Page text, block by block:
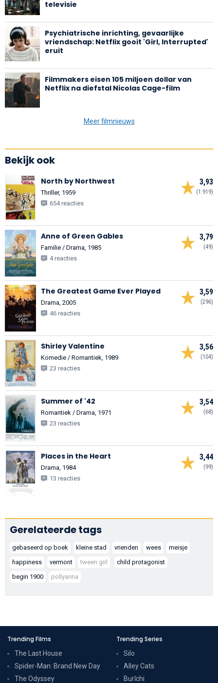
televisie
Psychiatrische inrichting, gevaarlijke
vriendschap: Netflix gooit 'Girl, Interrupted'
eruit
Filmmakers eisen 105 miljoen dollar van
Netflix na diefstal Nicolas Cage-film
Meer filmnieuws
Bekijk ook
3,93
(1.919)
North by Northwest
Thriller, 1959
654 reacties
3,79
(49)
Anne of Green Gables
Familie / Drama, 1985
4 reacties
3,59
(296)
The Greatest Game Ever Played
Drama, 2005
46 reacties
3,56
(104)
Shirley Valentine
Komedie / Romantiek, 1989
23 reacties
3,54
(68)
Summer of '42
Romantiek / Drama, 1971
23 reacties
3,44
(99)
Places in the Heart
Drama, 1984
13 reacties
Gerelateerde tags
gebaseerd op boek kleine stad vrienden wees
meisje
happiness
vermont tween girl
child protagonist
begin 1900
pollyanna
Trending Films
The Last House
Spider-Man: Brand New Day
The Odyssey
Trending Series
Silo
Alley Cats
Burīchi